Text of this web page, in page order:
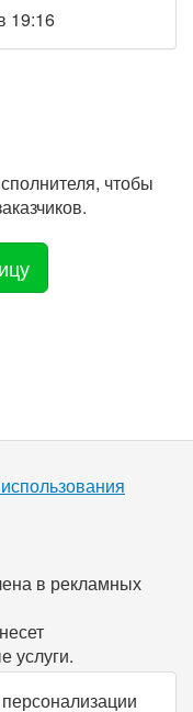
19:16
чтобы
в рекламных
услуги.
связаться с